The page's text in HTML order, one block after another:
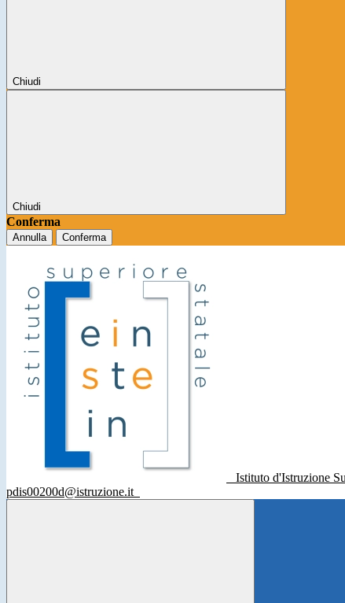
Chiudi
Chiudi
Conferma
Annulla Conferma
Istituto d'Istruzione
pdis00200d@istruzione.it